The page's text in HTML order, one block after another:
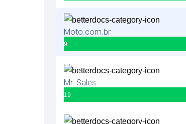
Moto.com.br
9
Mr. Sales
19